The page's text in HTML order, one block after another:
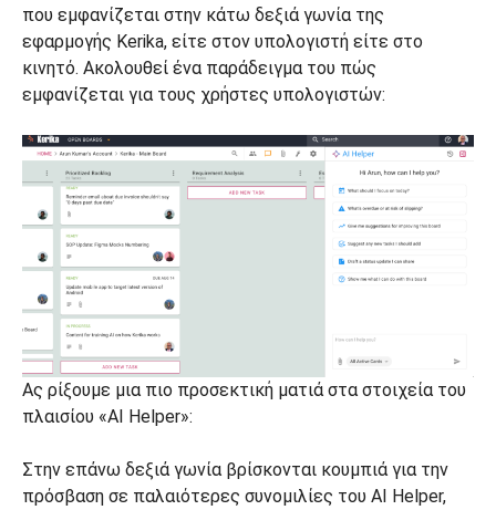
που εμφανίζεται στην κάτω δεξιά γωνία της
εφαρμογής Kerika, είτε στον υπολογιστή είτε στο
κινητό. Ακολουθεί ένα παράδειγμα του πώς
εμφανίζεται για τους χρήστες υπολογιστών:
Ας ρίξουμε μια πιο προσεκτική ματιά στα στοιχεία του
πλαισίου «AI Helper»:
Στην επάνω δεξιά γωνία βρίσκονται κουμπιά για την
πρόσβαση σε παλαιότερες συνομιλίες του AI Helper,